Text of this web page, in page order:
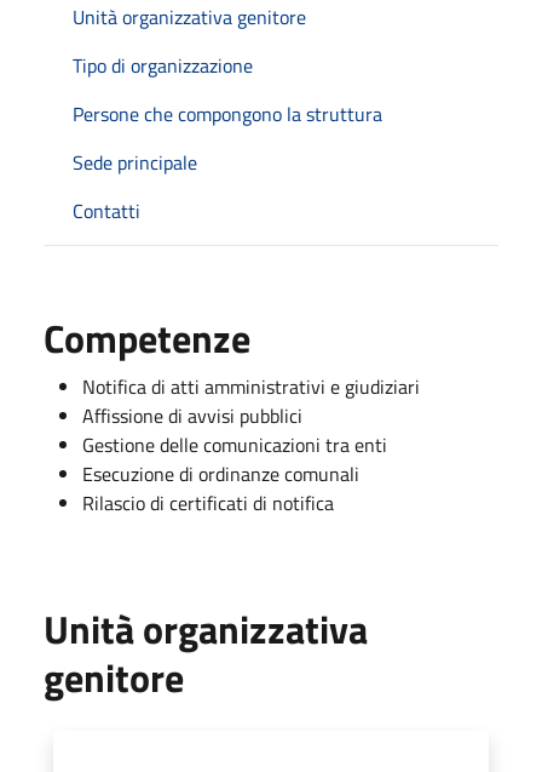
Unità organizzativa genitore
Tipo di organizzazione
Persone che compongono la struttura
Sede principale
Contatti
Competenze
Notifica di atti amministrativi e giudiziari
Affissione di avvisi pubblici
Gestione delle comunicazioni tra enti
Esecuzione di ordinanze comunali
Rilascio di certificati di notifica
Unità organizzativa
genitore